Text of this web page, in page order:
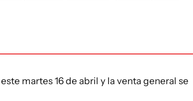
martes 16 de abril y la venta general se